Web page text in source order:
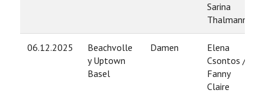
Sarina
Thalmann
06.12.2025
Beachvolle
y Uptown
Basel
Damen
Elena
Csontos /
Fanny
Claire